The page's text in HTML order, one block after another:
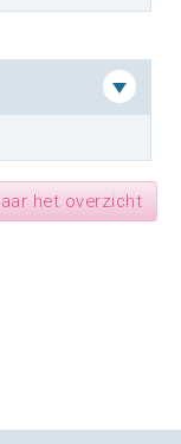
het overzicht